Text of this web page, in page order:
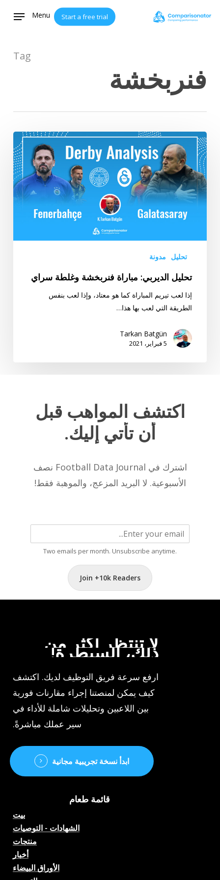
Start a free trial
Menu
Tag
فنربخشة
تحليل
الديربي:
مباراة
فنربخشة
وغلطة
سراي
تحليل مدونة
تحليل الديربي: مباراة فنربخشة وغلطة سراي
إذا لعب تيريم المباراة كما هو معتاد، وإذا لعب بنفس
الطريقة التي لعب بها هذا…
Tarkan Batgün
5 فبراير، 2021
اكتشف المواهب قبل
أن تأتي إليك.
اشترك في Football Data Journal نصف
الأسبوعية. لا البريد المزعج، والموهبة فقط!
Two emails per month. Unsubscribe anytime.
Join +10k Readers
لاتنتظر أكثر من ذلك،السيطرة!
ارفع سرعة فريق التوظيف لديك. اكتشف
كيف يمكن لمنصتنا إجراء مقارنات فورية
بين اللاعبين وتحليلات شاملة للأداء في
سير عملك مباشرةً.
ابدأ نسخة تجريبية مجانية
قائمة طعام
بيت
الشهادات - التوصيات
منتجات
أخبار
الأوراق البيضاء